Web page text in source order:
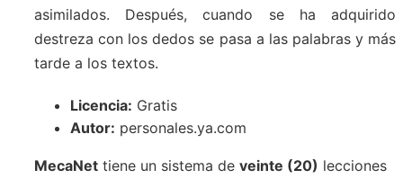
asimilados. Después, cuando se ha adquirido
destreza con los dedos se pasa a las palabras y más
tarde a los textos.
Licencia: Gratis
Autor: personales.ya.com
MecaNet tiene un sistema de veinte (20) lecciones